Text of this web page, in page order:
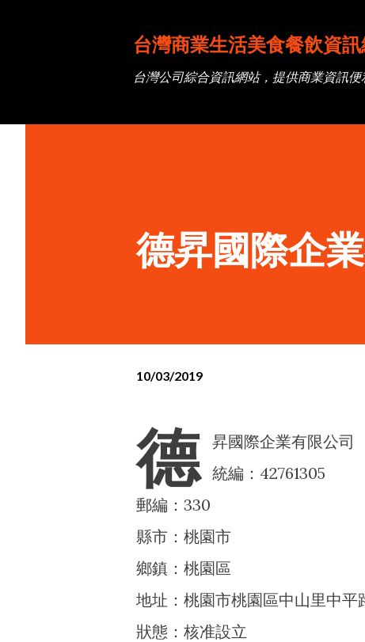
台灣商業生活美食餐飲資
台灣公司綜合資訊網站，提供商業資訊便
德昇國際企
10/03/2019
德
昇國際企業有限公司
統編：42761305
郵編：330
縣市：桃園市
鄉鎮：桃園區
地址：桃園市桃園區中山里中平
狀態：核准設立